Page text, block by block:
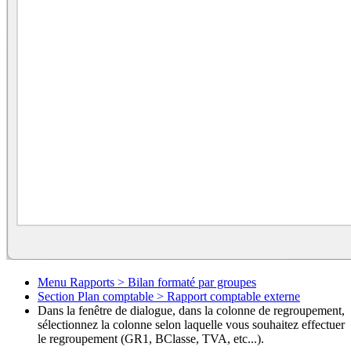
Menu Rapports > Bilan formaté par groupes
Section Plan comptable > Rapport comptable externe
Dans la fenêtre de dialogue, dans la colonne de regroupement,
sélectionnez la colonne selon laquelle vous souhaitez effectuer
le regroupement (GR1, BClasse, TVA, etc...).